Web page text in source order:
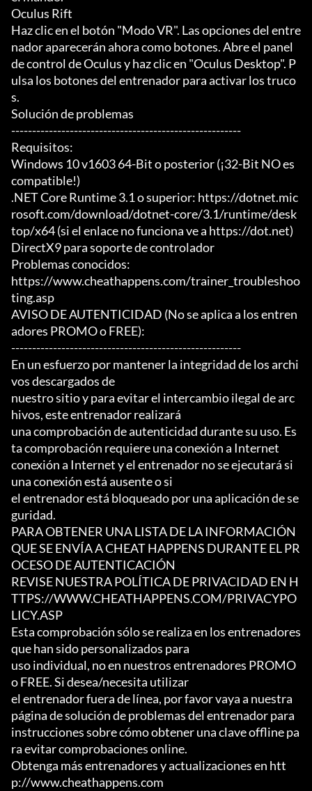
Oculus Rift
Haz clic en el botón "Modo VR". Las opciones del entre
nador aparecerán ahora como botones. Abre el panel
de control de Oculus y haz clic en "Oculus Desktop". P
ulsa los botones del entrenador para activar los truco
s.
Solución de problemas
-------------------------------------------------------
Requisitos:
Windows 10 v1603 64-Bit o posterior (¡32-Bit NO es
compatible!)
.NET Core Runtime 3.1 o superior: https://dotnet.mic
rosoft.com/download/dotnet-core/3.1/runtime/desk
top/x64 (si el enlace no funciona ve a https://dot.net)
DirectX9 para soporte de controlador
Problemas conocidos:
https://www.cheathappens.com/trainer_troubleshoo
ting.asp
AVISO DE AUTENTICIDAD (No se aplica a los entren
adores PROMO o FREE):
-------------------------------------------------------
En un esfuerzo por mantener la integridad de los archi
vos descargados de
nuestro sitio y para evitar el intercambio ilegal de arc
hivos, este entrenador realizará
una comprobación de autenticidad durante su uso. Es
ta comprobación requiere una conexión a Internet
conexión a Internet y el entrenador no se ejecutará si
una conexión está ausente o si
el entrenador está bloqueado por una aplicación de se
guridad.
PARA OBTENER UNA LISTA DE LA INFORMACIÓN
QUE SE ENVÍA A CHEAT HAPPENS DURANTE EL PR
OCESO DE AUTENTICACIÓN
REVISE NUESTRA POLÍTICA DE PRIVACIDAD EN H
TTPS://WWW.CHEATHAPPENS.COM/PRIVACYPO
LICY.ASP
Esta comprobación sólo se realiza en los entrenadores
que han sido personalizados para
uso individual, no en nuestros entrenadores PROMO
o FREE. Si desea/necesita utilizar
el entrenador fuera de línea, por favor vaya a nuestra
página de solución de problemas del entrenador para
instrucciones sobre cómo obtener una clave offline pa
ra evitar comprobaciones online.
Obtenga más entrenadores y actualizaciones en htt
p://www.cheathappens.com